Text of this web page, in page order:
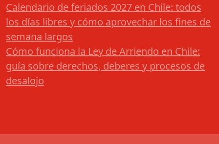
Calendario de feriados 2027 en Chile: todos
los días libres y cómo aprovechar los fines de
semana largos
Cómo funciona la Ley de Arriendo en Chile:
guía sobre derechos, deberes y procesos de
desalojo